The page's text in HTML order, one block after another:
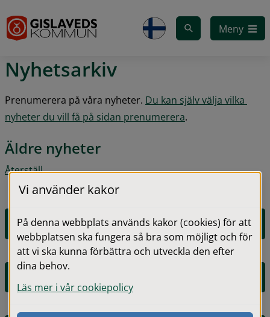
Meny
Nyhetsarkiv
Prenumerera på våra nyheter. Du kan själv välja vilka
nyheter du vill få på sidan prenumerera.
Äldre nyheter
Återställ
2026
Vi använder kakor
På denna webbplats används kakor (cookies) för att
webbplatsen ska fungera så bra som möjligt och för
att vi ska kunna förbättra och utveckla den efter
dina behov.
Läs mer i vår cookiepolicy